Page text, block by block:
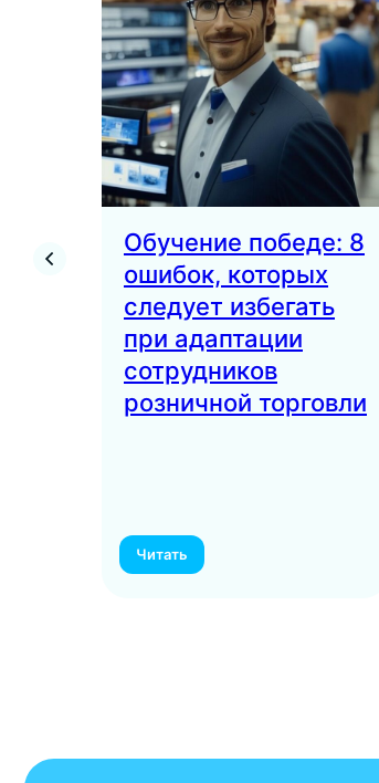
Обучение победе: 8
ошибок, которых
следует избегать
при адаптации
сотрудников
розничной торговли
Читать
с ServiceGuru